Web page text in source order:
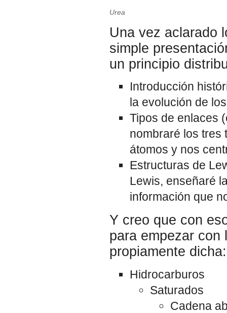
Urea
Una vez aclarado
simple
un principio
Introducción
la evolución de
Tipos de enlaces
nombraré los tres
átomos y nos
Estructuras de
Lewis, enseñaré
información que
Y creo que con
para empezar con
propiamente dicha:
Hidrocarburos
Saturados
Cadena